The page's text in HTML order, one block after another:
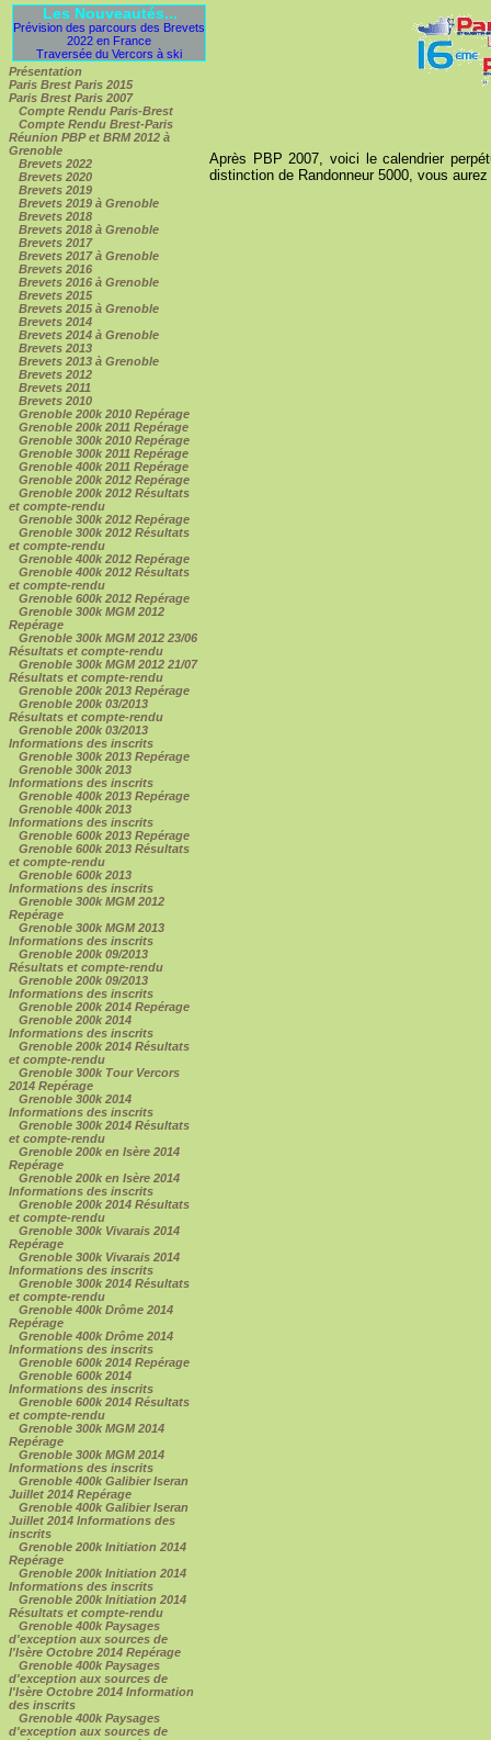
Les Nouveautés...
Prévision des parcours des Brevets
2022 en France
Traversée du Vercors à ski
Présentation
Paris Brest Paris 2015
Paris Brest Paris 2007
Compte Rendu Paris-Brest
Compte Rendu Brest-Paris
Réunion PBP et BRM 2012 à
Grenoble
Brevets 2022
Brevets 2020
Brevets 2019
Brevets 2019 à Grenoble
Brevets 2018
Brevets 2018 à Grenoble
Brevets 2017
Brevets 2017 à Grenoble
Brevets 2016
Brevets 2016 à Grenoble
Brevets 2015
Brevets 2015 à Grenoble
Brevets 2014
Brevets 2014 à Grenoble
Brevets 2013
Brevets 2013 à Grenoble
Brevets 2012
Brevets 2011
Brevets 2010
Grenoble 200k 2010 Repérage
Grenoble 200k 2011 Repérage
Grenoble 300k 2010 Repérage
Grenoble 300k 2011 Repérage
Grenoble 400k 2011 Repérage
Grenoble 200k 2012 Repérage
Grenoble 200k 2012 Résultats
et compte-rendu
Grenoble 300k 2012 Repérage
Grenoble 300k 2012 Résultats
et compte-rendu
Grenoble 400k 2012 Repérage
Grenoble 400k 2012 Résultats
et compte-rendu
Grenoble 600k 2012 Repérage
Grenoble 300k MGM 2012
Repérage
Grenoble 300k MGM 2012 23/06
Résultats et compte-rendu
Grenoble 300k MGM 2012 21/07
Résultats et compte-rendu
Grenoble 200k 2013 Repérage
Grenoble 200k 03/2013
Résultats et compte-rendu
Grenoble 200k 03/2013
Informations des inscrits
Grenoble 300k 2013 Repérage
Grenoble 300k 2013
Informations des inscrits
Grenoble 400k 2013 Repérage
Grenoble 400k 2013
Informations des inscrits
Grenoble 600k 2013 Repérage
Grenoble 600k 2013 Résultats
et compte-rendu
Grenoble 600k 2013
Informations des inscrits
Grenoble 300k MGM 2012
Repérage
Grenoble 300k MGM 2013
Informations des inscrits
Grenoble 200k 09/2013
Résultats et compte-rendu
Grenoble 200k 09/2013
Informations des inscrits
Grenoble 200k 2014 Repérage
Grenoble 200k 2014
Informations des inscrits
Grenoble 200k 2014 Résultats
et compte-rendu
Grenoble 300k Tour Vercors
2014 Repérage
Grenoble 300k 2014
Informations des inscrits
Grenoble 300k 2014 Résultats
et compte-rendu
Grenoble 200k en Isère 2014
Repérage
Grenoble 200k en Isère 2014
Informations des inscrits
Grenoble 200k 2014 Résultats
et compte-rendu
Grenoble 300k Vivarais 2014
Repérage
Grenoble 300k Vivarais 2014
Informations des inscrits
Grenoble 300k 2014 Résultats
et compte-rendu
Grenoble 400k Drôme 2014
Repérage
Grenoble 400k Drôme 2014
Informations des inscrits
Grenoble 600k 2014 Repérage
Grenoble 600k 2014
Informations des inscrits
Grenoble 600k 2014 Résultats
et compte-rendu
Grenoble 300k MGM 2014
Repérage
Grenoble 300k MGM 2014
Informations des inscrits
Grenoble 400k Galibier Iseran
Juillet 2014 Repérage
Grenoble 400k Galibier Iseran
Juillet 2014 Informations des
inscrits
Grenoble 200k Initiation 2014
Repérage
Grenoble 200k Initiation 2014
Informations des inscrits
Grenoble 200k Initiation 2014
Résultats et compte-rendu
Grenoble 400k Paysages
d'exception aux sources de
l'Isère Octobre 2014 Repérage
Grenoble 400k Paysages
d'exception aux sources de
l'Isère Octobre 2014 Information
des inscrits
Grenoble 400k Paysages
d'exception aux sources de
Après PBP 2007, voici le calendrier
distinction de Randonneur 5000, vous